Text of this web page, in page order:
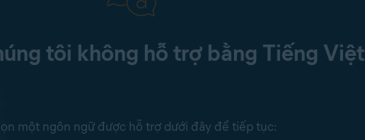
tôi không hỗ trợ bằng Tiếng Việt
một ngôn ngữ được hỗ trợ dưới đây để tiếp tục: